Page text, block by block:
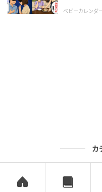
てトウマが頭を叩いて
ベビーカレンダ
カ